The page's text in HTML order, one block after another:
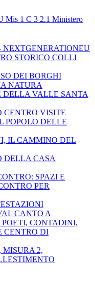
1 C 3 2.1 Ministero
NEXTGENERATIONEU
STORICO COLLI
DEI BORGHI
NATURA
DELLA VALLE SANTA
CENTRO VISITE
POPOLO DELLE
IL CAMMINO DEL
DELLA CASA
SPAZI E
PER
CANTO A
CONTADINI,
CENTRO DI
MISURA 2,